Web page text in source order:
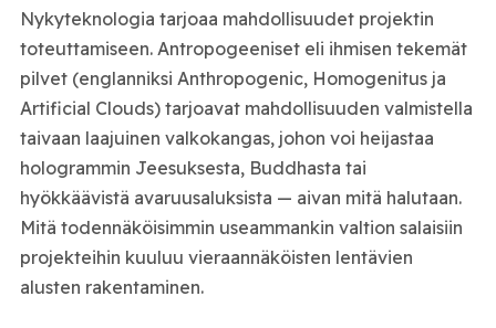
Nykyteknologia tarjoaa mahdollisuudet projektin
toteuttamiseen. Antropogeeniset eli ihmisen tekemät
pilvet (englanniksi Anthropogenic, Homogenitus ja
Artificial Clouds) tarjoavat mahdollisuuden valmistella
taivaan laajuinen valkokangas, johon voi heijastaa
hologrammin Jeesuksesta, Buddhasta tai
hyökkäävistä avaruusaluksista — aivan mitä halutaan.
Mitä todennäköisimmin useammankin valtion salaisiin
projekteihin kuuluu vieraannäköisten lentävien
alusten rakentaminen.